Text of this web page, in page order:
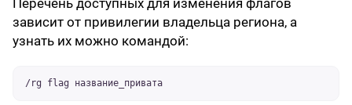
Перечень доступных для изменения флагов
зависит от привилегии владельца региона, а
узнать их можно командой:
/rg flag название_привата